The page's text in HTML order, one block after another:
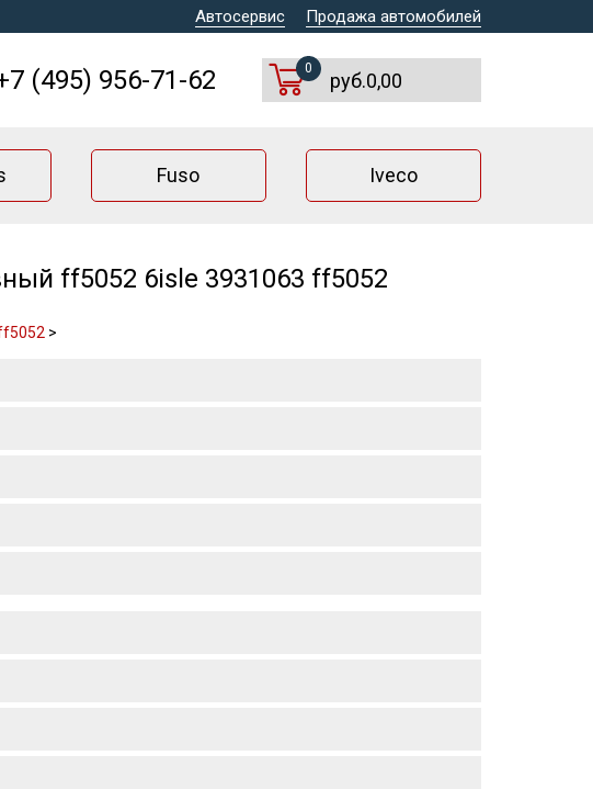
Автосервис Продажа автомобилей
(495) 956-71-62 0
руб.0,00
Fuso Iveco
ff5052 6isle 3931063 ff5052
>